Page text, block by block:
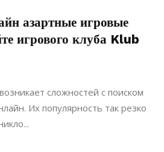
азартные игровые
игрового клуба Klub
сложностей с поиском
Их популярность так резко